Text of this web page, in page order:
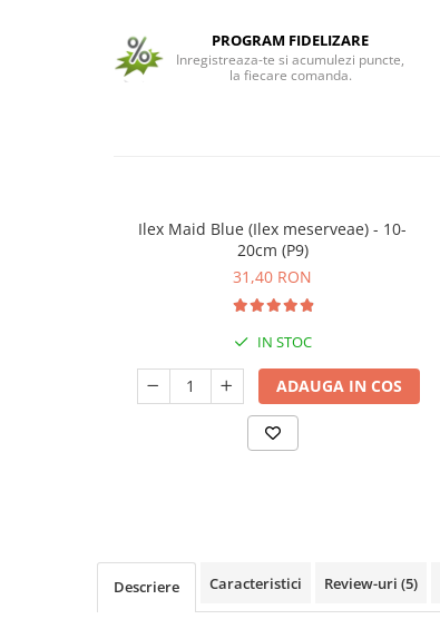
Seminte de Ierburi
Seminte de Legume/Fructe
PROGRAM FIDELIZARE
Inregistreaza-te si acumulezi puncte,
la fiecare comanda.
Ilex Maid Blue (Ilex meserveae) - 10-
20cm (P9)
31,40 RON
IN STOC
ADAUGA IN COS
Descriere Caracteristici Review-uri (5)